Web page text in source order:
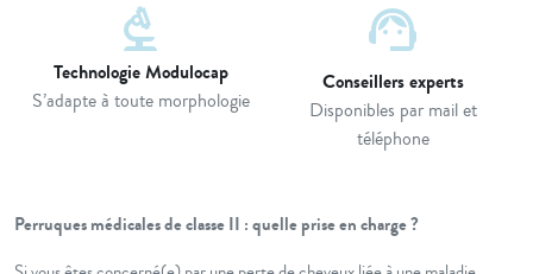
biotech
Technologie Modulocap
S’adapte à toute morphologie
support_agent
Conseillers experts
Disponibles par mail et
téléphone
Perruques médicales de classe II : quelle prise en charge ?